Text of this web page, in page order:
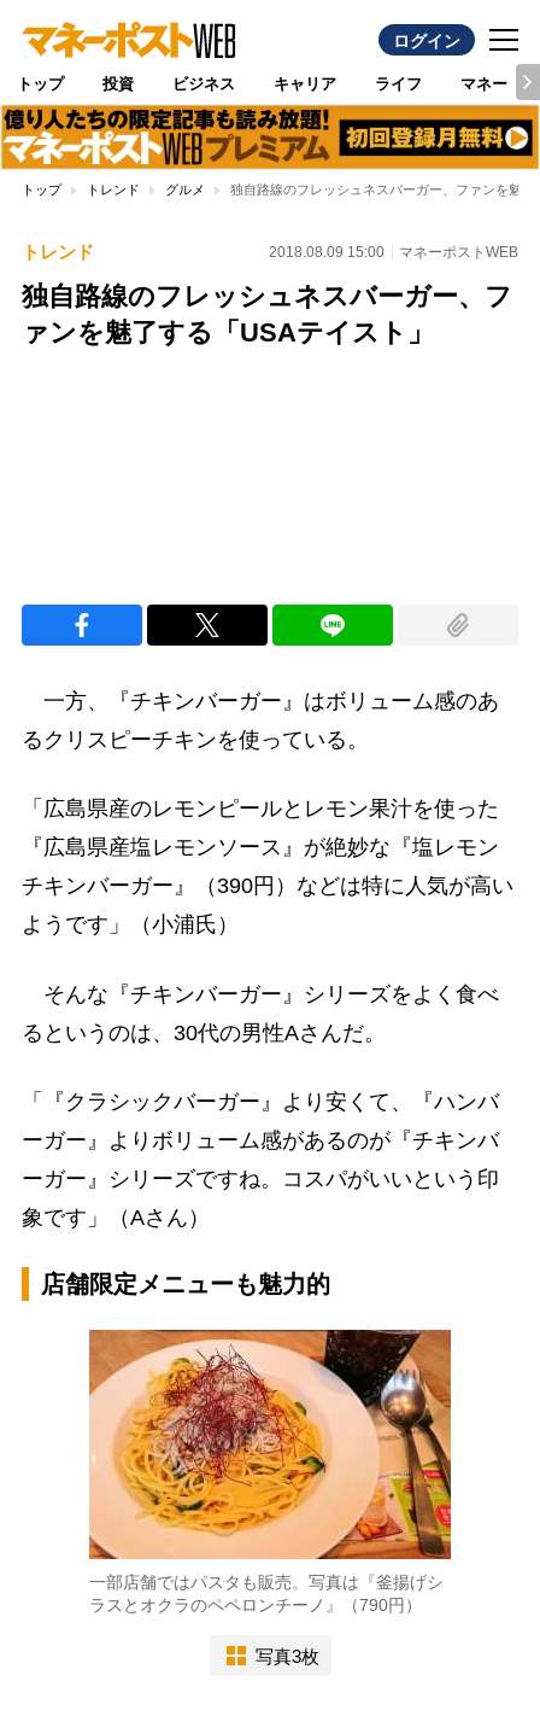
ログイン
トップ 投資 ビジネス キャリア ライフ マネー
トップ トレンド グルメ 独自路線のフレッシュネスバーガー、ファンを魅了
トレンド 2018.08.09 15:00 マネーポストWEB
独自路線のフレッシュネスバーガー、フ
ァンを魅了する「USAテイスト」
一方、『チキンバーガー』はボリューム感のあ
るクリスピーチキンを使っている。
「広島県産のレモンピールとレモン果汁を使った
『広島県産塩レモンソース』が絶妙な『塩レモン
チキンバーガー』（390円）などは特に人気が高い
ようです」（小浦氏）
そんな『チキンバーガー』シリーズをよく食べ
るというのは、30代の男性Aさんだ。
「『クラシックバーガー』より安くて、『ハンバ
ーガー』よりボリューム感があるのが『チキンバ
ーガー』シリーズですね。コスパがいいという印
象です」（Aさん）
店舗限定メニューも魅力的
一部店舗ではパスタも販売。写真は『釜揚げシ
ラスとオクラのペペロンチーノ』（790円）
写真3枚